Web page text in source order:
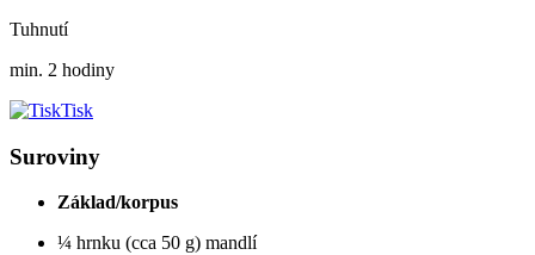
Tuhnutí
min. 2 hodiny
Tisk
Suroviny
Základ/korpus
¼ hrnku (cca 50 g) mandlí